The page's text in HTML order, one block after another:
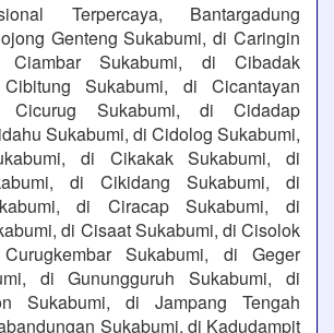
Terpercaya, Bantargadung
Genteng Sukabumi, di Caringin
Ciambar Sukabumi, di Cibadak
Sukabumi, di Cicantayan
Cicurug Sukabumi, di Cidadap
Sukabumi, di Cidolog Sukabumi,
di Cikakak Sukabumi, di
di Cikidang Sukabumi, di
di Ciracap Sukabumi, di
di Cisaat Sukabumi, di Cisolok
Sukabumi, di Geger
di Gunungguruh Sukabumi, di
Sukabumi, di Jampang Tengah
Sukabumi, di Kadudampit